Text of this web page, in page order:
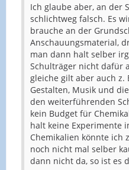
Ich glaube aber, an der
schlichtweg falsch. Es
brauche an der
Anschauungsmaterial,
man dann halt selber
Schulträger nicht dafür
gleiche gilt aber auch z.
Gestalten, Musik und
den weiterführenden
kein Budget für
halt keine Experimente
Chemikalien könnte ich
noch nicht mal selber
dann nicht da, so ist es